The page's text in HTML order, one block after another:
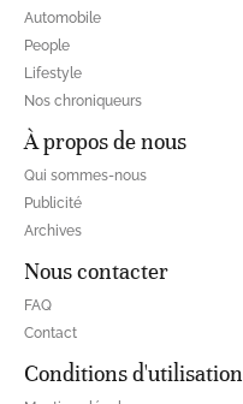
Automobile
People
Lifestyle
Nos chroniqueurs
À propos de nous
Qui sommes-nous
Publicité
Archives
Nous contacter
FAQ
Contact
Conditions d'utilisation